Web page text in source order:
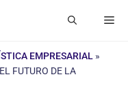
EMPRESARIAL »
FUTURO DE LA